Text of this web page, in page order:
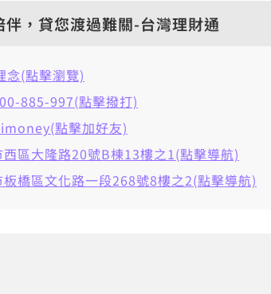
伴，貸您渡過難關-台灣理財通
念(點擊瀏覽)
885-997(點擊撥打)
點擊加好友)
區大隆路20號B棟13樓之1(點擊導航)
橋區文化路一段268號8樓之2(點擊導航)